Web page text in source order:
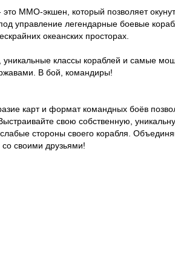
это ММО-экшен, который позволяет
управление легендарные боевые
океанских просторах.
уникальные классы кораблей и самые
В бой, командиры!
карт и формат командных боёв
свою собственную,
стороны своего корабля.
своими друзьями!